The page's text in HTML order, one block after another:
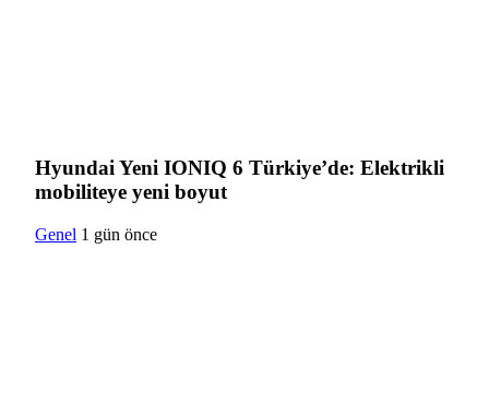
Hyundai Yeni IONIQ 6 Türkiye’de: Elektrikli
mobiliteye yeni boyut
Genel 1 gün önce